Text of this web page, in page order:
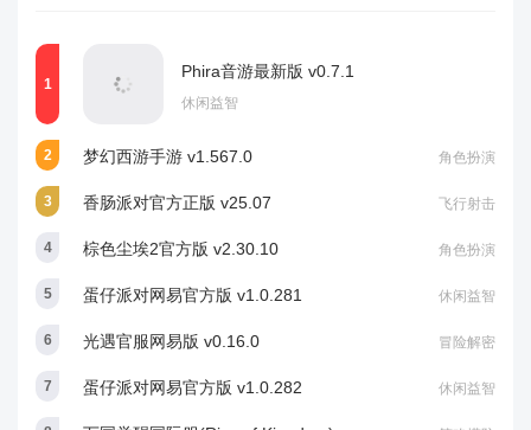
Phira音游最新版 v0.7.1
休闲益智
梦幻西游手游 v1.567.0 角色扮演
香肠派对官方正版 v25.07 飞行射击
棕色尘埃2官方版 v2.30.10 角色扮演
蛋仔派对网易官方版 v1.0.281 休闲益智
光遇官服网易版 v0.16.0 冒险解密
蛋仔派对网易官方版 v1.0.282 休闲益智